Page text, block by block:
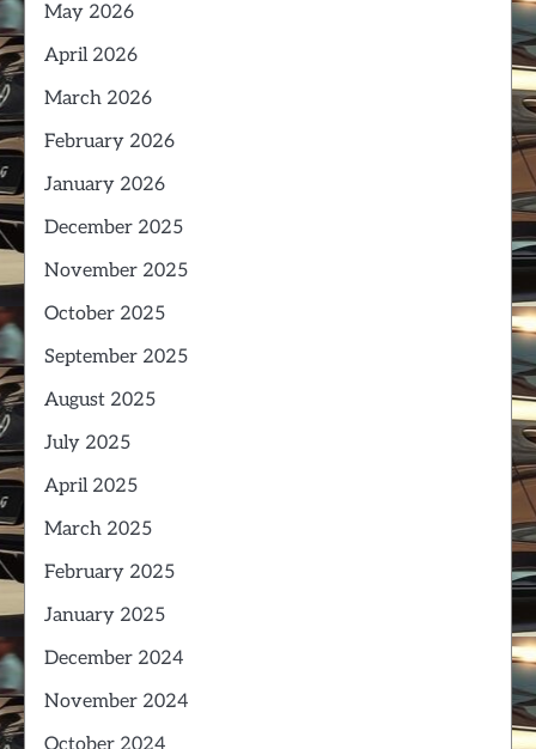
May 2026
April 2026
March 2026
February 2026
January 2026
December 2025
November 2025
October 2025
September 2025
August 2025
July 2025
April 2025
March 2025
February 2025
January 2025
December 2024
November 2024